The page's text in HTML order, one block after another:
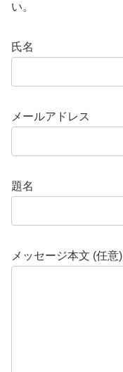
い。
氏名
メールアドレス
題名
メッセージ本文 (任意)